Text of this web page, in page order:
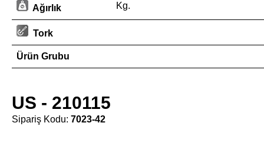
Ağırlık Kg.
Tork
Ürün Grubu
US - 210115
Sipariş Kodu: 7023-42